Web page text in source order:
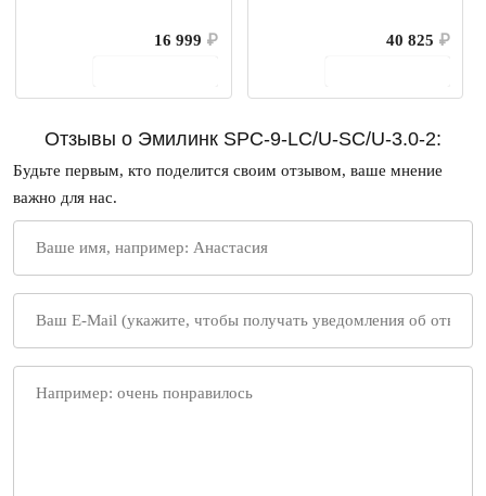
16 999 ₽
40 825 ₽
Отзывы о Эмилинк SPC-9-LC/U-SC/U-3.0-2:
Будьте первым, кто поделится своим отзывом, ваше мнение
важно для нас.